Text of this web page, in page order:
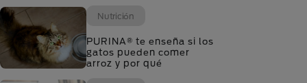
Nutrición
PURINA® te enseña si los
gatos pueden comer
arroz y por qué